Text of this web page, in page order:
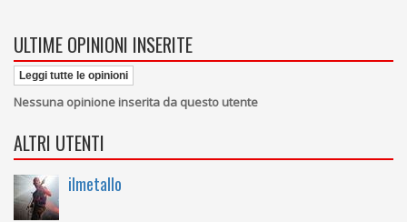
ULTIME OPINIONI INSERITE
Leggi tutte le opinioni
Nessuna opinione inserita da questo utente
ALTRI UTENTI
ilmetallo